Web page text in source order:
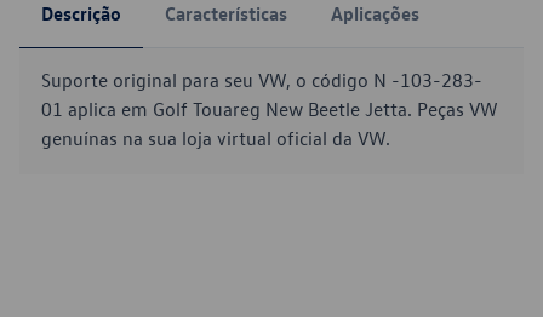
Descrição Características Aplicações
Suporte original para seu VW, o código N -103-283-
01 aplica em Golf Touareg New Beetle Jetta. Peças VW
genuínas na sua loja virtual oficial da VW.